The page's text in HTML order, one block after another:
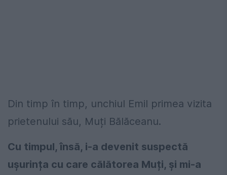
Din timp în timp, unchiul Emil primea vizita
prietenului său, Muți Bălăceanu.
Cu timpul, însă, i-a devenit suspectă
ușurința cu care călătorea Muți, și mi-a